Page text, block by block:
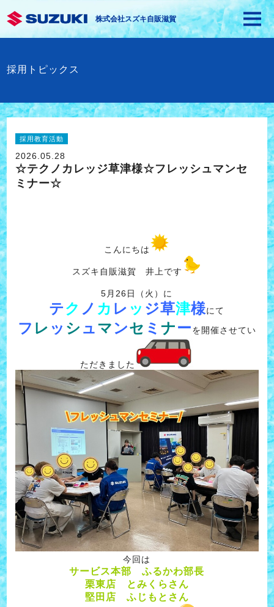
株式会社スズキ自販滋賀
採用トピックス
採用教育活動
2026.05.28
☆テクノカレッジ草津様☆フレッシュマンセ
ミナー☆
こんにちは
スズキ自販滋賀 井上です
5月26日（火）に
テク ノ カ レ ッ ジ草津様にて
フ レ ッ シュマンセ ミ ナーを開催させてい
ただきました
今回は
サービス本部 ふるかわ部長
栗東店 とみくらさん
堅田店 ふじもとさん